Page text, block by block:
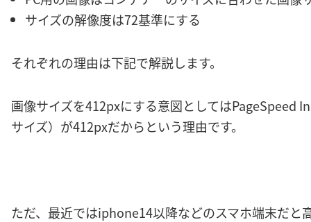
サイズの解像度は72基準にする
それぞれの理由は下記で解説します。
画像サイズを412pxにする意図としてはPageSpeed
サイズ）が412pxだからという理由です。
ただ、最近ではiphone14以降などのスマホ端末だと